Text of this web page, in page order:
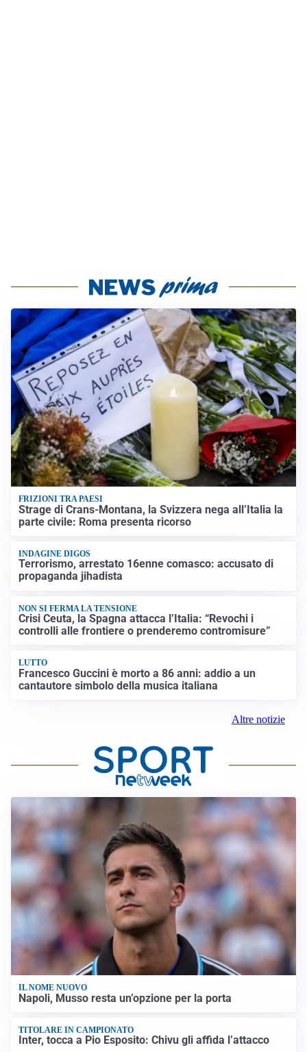
FRIZIONI TRA PAESI
Strage di Crans-Montana, la Svizzera nega all’Italia la
parte civile: Roma presenta ricorso
INDAGINE DIGOS
Terrorismo, arrestato 16enne comasco: accusato di
propaganda jihadista
NON SI FERMA LA TENSIONE
Crisi Ceuta, la Spagna attacca l’Italia: “Revochi i
controlli alle frontiere o prenderemo contromisure”
LUTTO
Francesco Guccini è morto a 86 anni: addio a un
cantautore simbolo della musica italiana
Altre notizie
IL NOME NUOVO
Napoli, Musso resta un’opzione per la porta
TITOLARE IN CAMPIONATO
Inter, tocca a Pio Esposito: Chivu gli affida l’attacco